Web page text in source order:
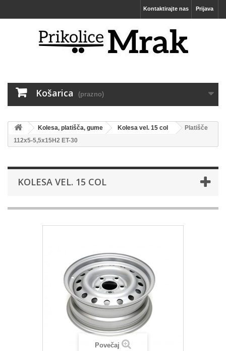
Prijava
Kontaktirajte nas
Košarica (prazno)
Kolesa, platišča, gume Kolesa vel. 15 col
Platišče
112x5-5,5x15H2 ET-30
KOLESA VEL. 15 COL
Povečaj